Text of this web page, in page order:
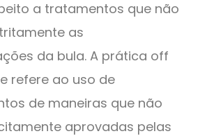
a tratamentos que não
as
da bula. A prática off
refere ao uso de
de maneiras que não
aprovadas pelas